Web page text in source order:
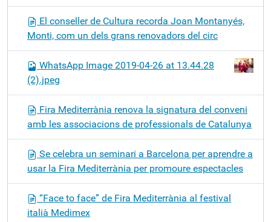
El conseller de Cultura recorda Joan Montanyés,
Monti, com un dels grans renovadors del circ
WhatsApp Image 2019-04-26 at 13.44.28
(2).jpeg
Fira Mediterrània renova la signatura del conveni
amb les associacions de professionals de Catalunya
Se celebra un seminari a Barcelona per aprendre a
usar la Fira Mediterrània per promoure espectacles
“Face to face” de Fira Mediterrània al festival
italià Medimex